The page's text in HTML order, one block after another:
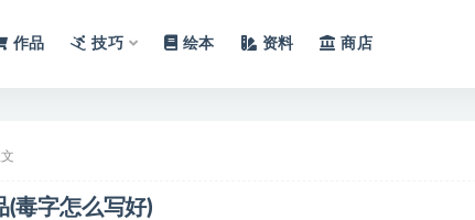
作品 技巧 绘本 资料 商店
(毒字怎么写好)